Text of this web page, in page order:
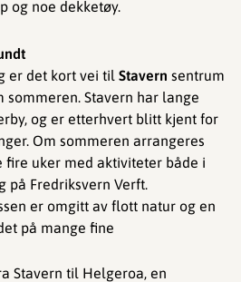
og noe dekketøy.
er det kort vei til Stavern sentrum
sommeren. Stavern har lange
og er etterhvert blitt kjent for
Om sommeren arrangeres
uker med aktiviteter både i
på Fredriksvern Verft.
er omgitt av flott natur og en
på mange fine
Stavern til Helgeroa, en